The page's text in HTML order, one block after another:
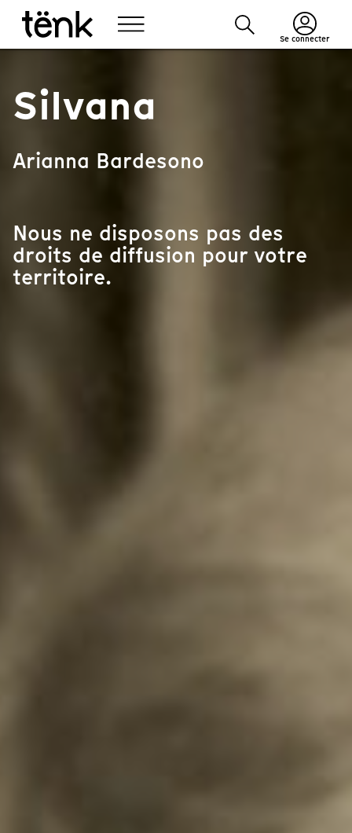
Se connecter
Silvana
Arianna Bardesono
Nous ne disposons pas des
droits de diffusion pour votre
territoire.